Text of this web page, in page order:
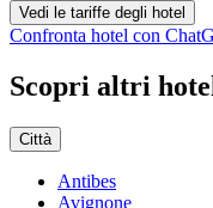
Vedi le tariffe degli hotel
Confronta hotel con
Scopri altri
Città
Antibes
Avignone